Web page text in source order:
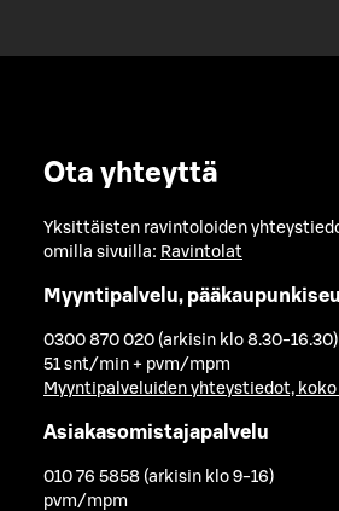
Ota yhteyttä
Yksittäisten ravintoloiden
omilla sivuilla: Ravintolat
Myyntipalvelu,
0300 870 020 (arkisin klo 8.30-16.30)
51 snt/min + pvm/mpm
Myyntipalveluiden yhteystiedot, koko
Asiakasomistajapalvelu
010 76 5858 (arkisin klo 9-16)
pvm/mpm